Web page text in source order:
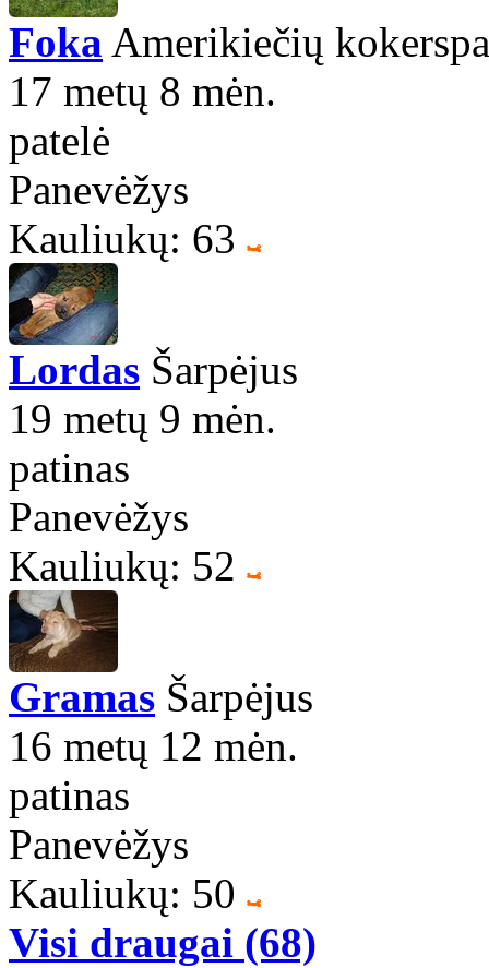
Foka Amerikiečių
17 metų 8 mėn.
patelė
Panevėžys
Kauliukų: 63
Lordas Šarpėjus
19 metų 9 mėn.
patinas
Panevėžys
Kauliukų: 52
Gramas Šarpėjus
16 metų 12 mėn.
patinas
Panevėžys
Kauliukų: 50
Visi draugai (68)